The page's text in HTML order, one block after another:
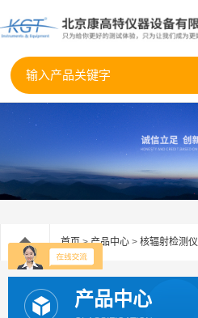
首页>产品中心 > 核辐射检测仪
产品中心